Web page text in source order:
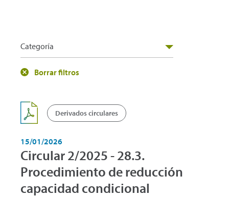
Categoría
Borrar filtros
Derivados circulares
15/01/2026
Circular 2/2025 - 28.3.
Procedimiento de reducción
capacidad condicional